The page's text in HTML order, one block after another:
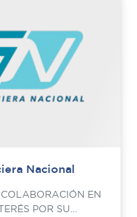
Nacional
EN
POR SU